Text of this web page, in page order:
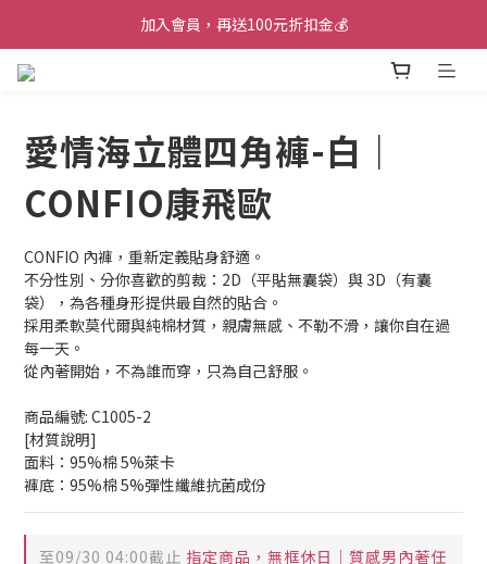
加入會員，再送100元折扣金💰
愛情海立體四角褲-白｜
CONFIO康飛歐
CONFIO 內褲，重新定義貼身舒適。
不分性別、分你喜歡的剪裁：2D（平貼無囊袋）與 3D（有囊
袋），為各種身形提供最自然的貼合。
採用柔軟莫代爾與純棉材質，親膚無感、不勒不滑，讓你自在過
每一天。
從內著開始，不為誰而穿，只為自己舒服。
商品編號: C1005-2
[材質說明]
面料：95%棉 5%萊卡
褲底：95%棉 5%彈性纖維抗菌成份
至09/30 04:00截止 指定商品，無框休日｜質感男內著任